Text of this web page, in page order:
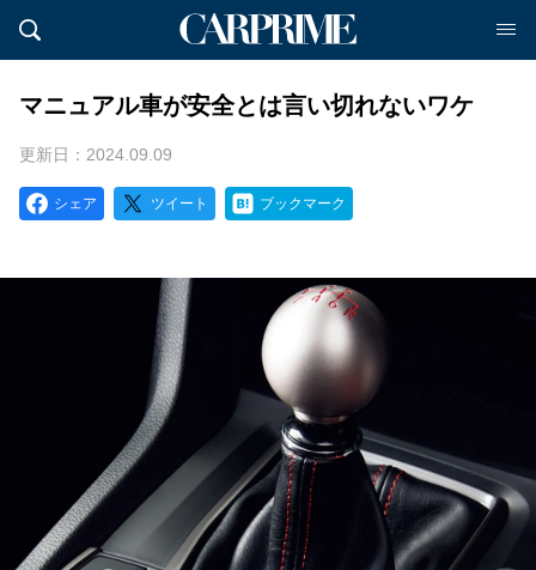
マニュアル車が安全とは言い切れないワケ
更新日：2024.09.09
シェア ツイート ブックマーク